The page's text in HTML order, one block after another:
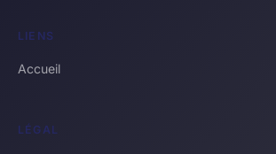
LIENS
Accueil
LÉGAL